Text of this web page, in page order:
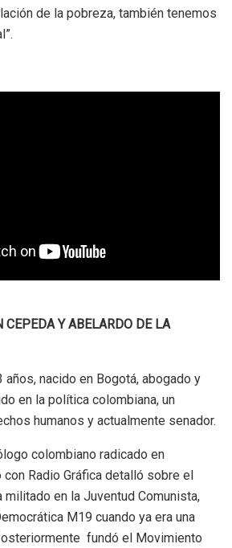
de la pobreza, también tenemos
CEPEDA Y ABELARDO DE LA
años, nacido en Bogotá, abogado y
en la política colombiana, un
humanos y actualmente senador.
colombiano radicado en
con Radio Gráfica detalló sobre el
militado en la Juventud Comunista,
M19 cuando ya era una
fundó el Movimiento